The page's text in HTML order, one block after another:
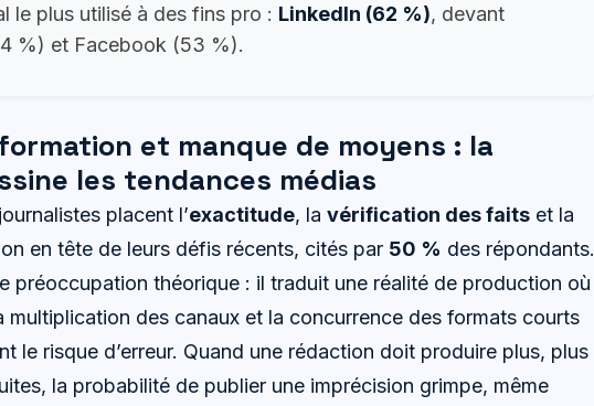
le plus utilisé à des fins pro : LinkedIn (62 %), devant
%) et Facebook (53 %).
et manque de moyens : la
les tendances médias
placent l’exactitude, la vérification des faits et la
en tête de leurs défis récents, cités par 50 % des répondants.
préoccupation théorique : il traduit une réalité de production où
multiplication des canaux et la concurrence des formats courts
le risque d’erreur. Quand une rédaction doit produire plus, plus
la probabilité de publier une imprécision grimpe, même